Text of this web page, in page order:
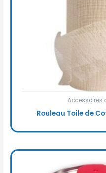
Accessoires
Rouleau Toile de